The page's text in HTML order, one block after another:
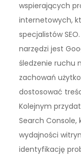
wspierających
internetowych,
specjalistów
narzędzi jest
śledzenie ruchu
zachowań
dostosować
Kolejnym
Search
wydajności
identyfikację